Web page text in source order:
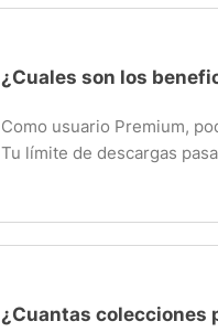
¿Cuales son los
Como usuario Premium,
Tu límite de descargas
¿Cuantas colecciones